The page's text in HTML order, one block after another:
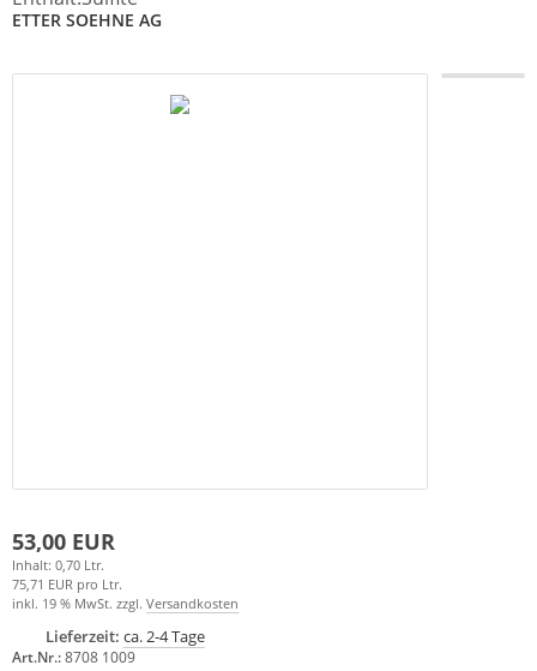
ETTER SOEHNE AG
53,00 EUR
Inhalt: 0,70 Ltr.
75,71 EUR pro Ltr.
inkl. 19 % MwSt. zzgl. Versandkosten
Lieferzeit: ca. 2-4 Tage
Art.Nr.:8708 1009